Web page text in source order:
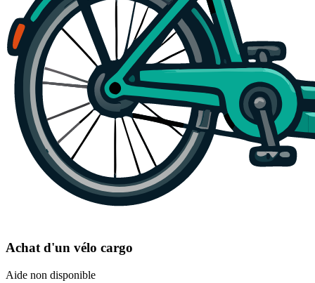
Achat d'un vélo cargo
Aide non disponible